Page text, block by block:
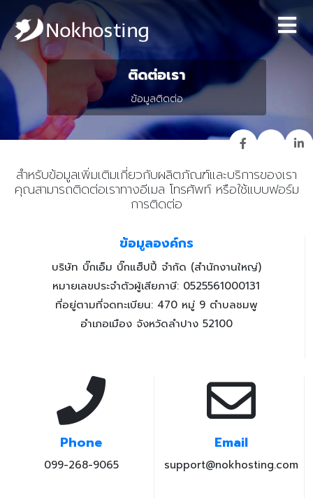
ติดต่อเรา
ข้อมูลติดต่อ
สำหรับข้อมูลเพิ่มเติมเกี่ยวกับผลิตภัณฑ์และบริการของเรา
คุณสามารถติดต่อเราทางอีเมล โทรศัพท์ หรือใช้แบบฟอร์ม
การติดต่อ
ข้อมูลองค์กร
บริษัท บิ๊กเอ็ม บิ๊กแฮ็ปปี้ จำกัด (สำนักงานใหญ่)
หมายเลขประจำตัวผู้เสียภาษี: 0525561000131
ที่อยู่ตามที่จดทะเบียน: 470 หมู่ 9 ตำบลชมพู
อำเภอเมือง จังหวัดลำปาง 52100
Phone
099-268-9065
Email
support@nokhosting.com